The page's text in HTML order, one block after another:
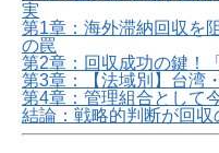
実
第1章：海外滞納回収を
の罠
第2章：回収成功の鍵！
第3章：【法域別】台湾
第4章：管理組合として
結論：戦略的判断が回収